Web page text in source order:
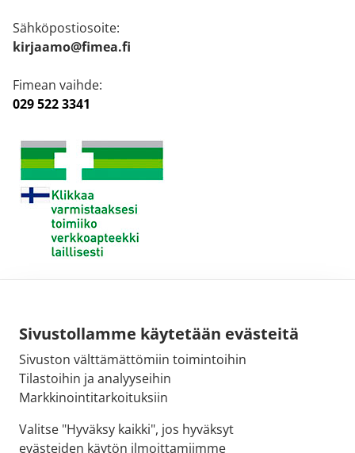
Sivustollamme käytetään evästeitä
Sivuston välttämättömiin toimintoihin
Tilastoihin ja analyyseihin
Markkinointitarkoituksiin
Valitse "Hyväksy kaikki", jos hyväksyt
evästeiden käytön ilmoittamiimme
Sähköpostiosoite:
kirjaamo@fimea.fi
Fimean vaihde:
029 522 3341